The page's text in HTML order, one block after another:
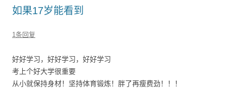
如果17岁能看到
1条回复
好好学习，好好学习，好好学习
考上个好大学很重要
从小就保持身材！坚持体育锻炼！胖了再瘦费劲！！！